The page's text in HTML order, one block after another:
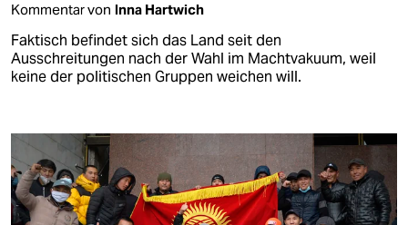
Kommentar von Inna Hartwich
Faktisch befindet sich das Land seit den
Ausschreitungen nach der Wahl im Machtvakuum, weil
keine der politischen Gruppen weichen will.